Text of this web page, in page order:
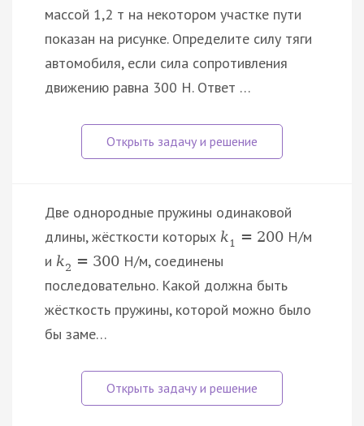
массой 1,2 т на некотором участке пути
показан на рисунке. Определите силу тяги
автомобиля, если сила сопротивления
движению равна 300 Н. Ответ …
Две однородные пружины одинаковой
длины, жёсткости которых k1 = 200 Н/м
и k2 = 300 Н/м, соединены
последовательно. Какой должна быть
жёсткость пружины, которой можно было
бы заме…